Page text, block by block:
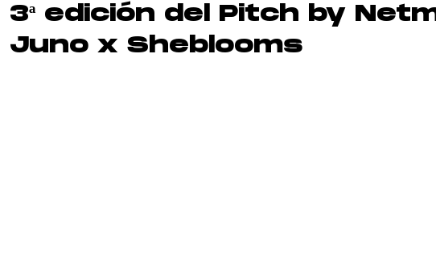
3ª edición del Pitch by
Juno x Sheblooms